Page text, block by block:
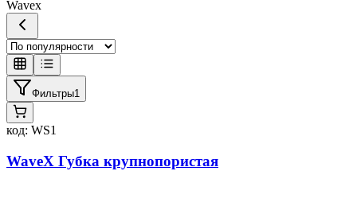
Wavex
Фильтры1
код: WS1
WaveX Губка крупнопористая